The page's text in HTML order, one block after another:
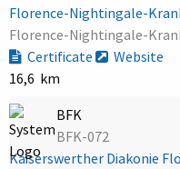
Florence-Nightingale-
Florence-Nightingale-
Certificate
Website
16,6 km
BFK
BFK-072
Kaiserswerther Diakonie